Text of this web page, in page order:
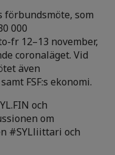
som
000
fr 12–13 november,
coronaläget. Vid
även
FSF:s ekonomi.
och
om
#SYLliittari och